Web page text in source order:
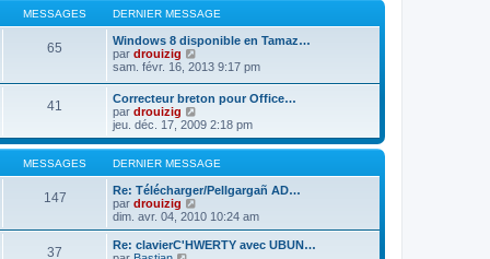
MESSAGES DERNIER MESSAGE
65
Windows 8 disponible en Tamaz…
par drouizig
o
u
l
t
e
r
l
d
e
r
n
i
sam. févr. 16, 2013 9:17 pm
41
Correcteur breton pour Office…
par drouizig
o
n
s
u
l
t
r
l
e
jeu. déc. 17, 2009 2:18 pm
MESSAGES DERNIER MESSAGE
147
Re: Télécharger/Pellgargañ AD…
par drouizig
o
n
s
dim. avr. 04, 2010 10:24 am
37
Re: clavierC'HWERTY avec UBUN…